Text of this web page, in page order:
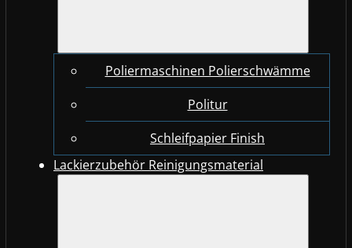
Poliermaschinen Polierschwämme
Politur
Schleifpapier Finish
Lackierzubehör Reinigungsmaterial